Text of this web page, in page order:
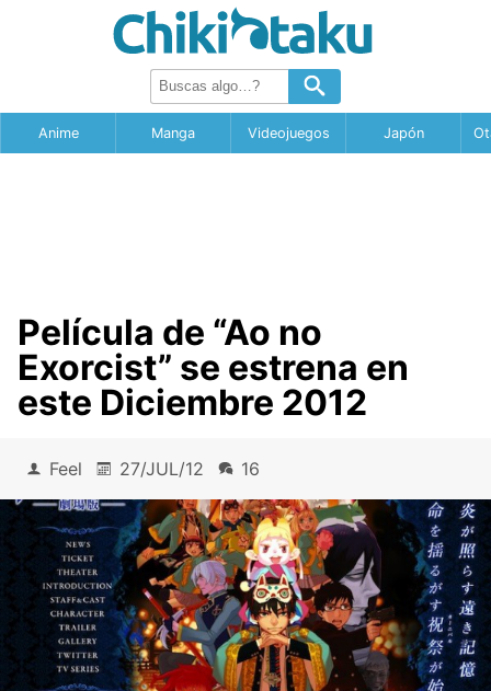
Anime Manga Videojuegos Japón
Película de “Ao no
Exorcist” se estrena en
este Diciembre 2012
Feel 27/JUL/12 16